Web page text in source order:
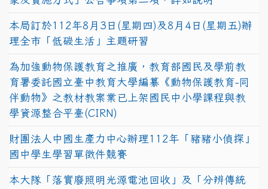
本局訂於112年8月3日(星期四)及8月4日(星期五)辦
理全市「低碳生活」主題研習
為加強動物保護教育之推廣，教育部國民及學前教
育署委託國立臺中教育大學編纂《動物保護教育-同
伴動物》之教材教案業已上架國民中小學課程與教
學資源整合平臺(CIRN)
財團法人中國生產力中心辦理112年「豬豬小偵探」
國中學生學習單徵件競賽
本大隊「落實廢照明光源電池回收」及「分辨傳統